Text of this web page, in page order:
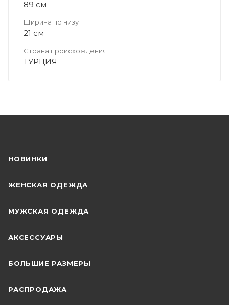
89 см
Ширина по низу
21 см
Страна происхождения
ТУРЦИЯ
НОВИНКИ
ЖЕНСКАЯ ОДЕЖДА
МУЖСКАЯ ОДЕЖДА
АКСЕССУАРЫ
БОЛЬШИЕ РАЗМЕРЫ
РАСПРОДАЖА